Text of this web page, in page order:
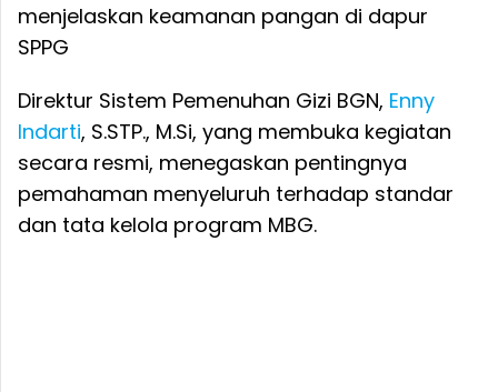
menjelaskan keamanan pangan di dapur
SPPG
Direktur Sistem Pemenuhan Gizi BGN, Enny
Indarti, S.STP., M.Si, yang membuka kegiatan
secara resmi, menegaskan pentingnya
pemahaman menyeluruh terhadap standar
dan tata kelola program MBG.